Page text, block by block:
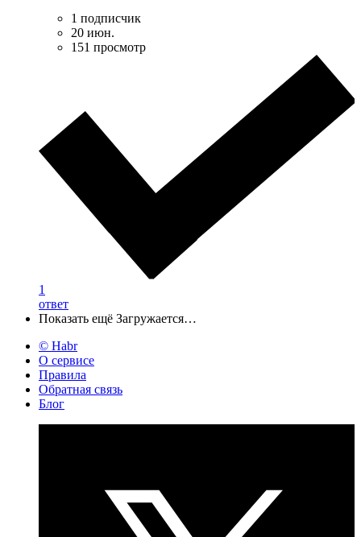
1 подписчик
20 июн.
151 просмотр
1
ответ
Показать ещё Загружается…
© Habr
О сервисе
Правила
Обратная связь
Блог